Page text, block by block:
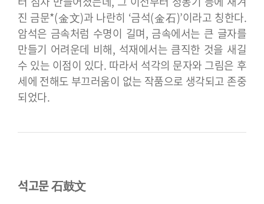
진 금문*(金文)과 나란히 ‘금석(金石)’이라고 칭한다.
암석은 금속처럼 수명이 길며, 금속에서는 큰 글자를
만들기 어려운데 비해, 석재에서는 큼직한 것을 새길
수 있는 이점이 있다. 따라서 석각의 문자와 그림은 후
세에 전해도 부끄러움이 없는 작품으로 생각되고 존중
되었다.
석고문 石鼓文